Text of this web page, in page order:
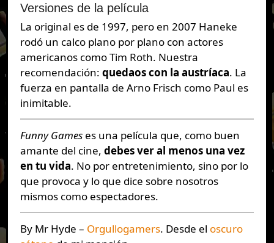
Versiones de la película
La original es de 1997, pero en 2007 Haneke
rodó un calco plano por plano con actores
americanos como Tim Roth. Nuestra
recomendación: quedaos con la austríaca. La
fuerza en pantalla de Arno Frisch como Paul es
inimitable.
Funny Gameses una película que, como buen
amante del cine, debes ver al menos una vez
en tu vida. No por entretenimiento, sino por lo
que provoca y lo que dice sobre nosotros
mismos como espectadores.
By Mr Hyde – Orgullogamers. Desde el oscuro